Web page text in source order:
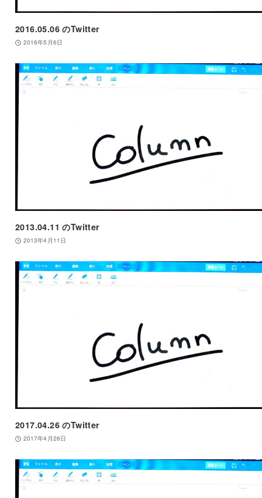
2016.05.06 のTwitter
2016年5月6日
2013.04.11 のTwitter
2013年4月11日
2017.04.26 のTwitter
2017年4月26日